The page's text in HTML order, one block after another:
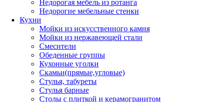
Недорогая мебель из ротанга
Недорогие мебельные стенки
Кухни
Мойки из искусственного камня
Мойки из нержавеющей стали
Смесители
Обеденные группы
Кухонные уголки
Скамьи(прямые,угловые)
Стулья, табуреты
Стулья барные
Столы с плиткой и керамогранитом